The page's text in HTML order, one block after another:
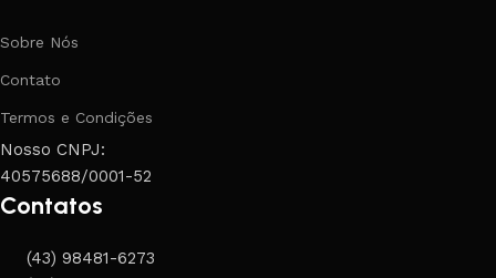
Sobre Nós
Contato
Termos e Condições
Nosso CNPJ:
40575688/0001-52
Contatos
(43) 98481-6273